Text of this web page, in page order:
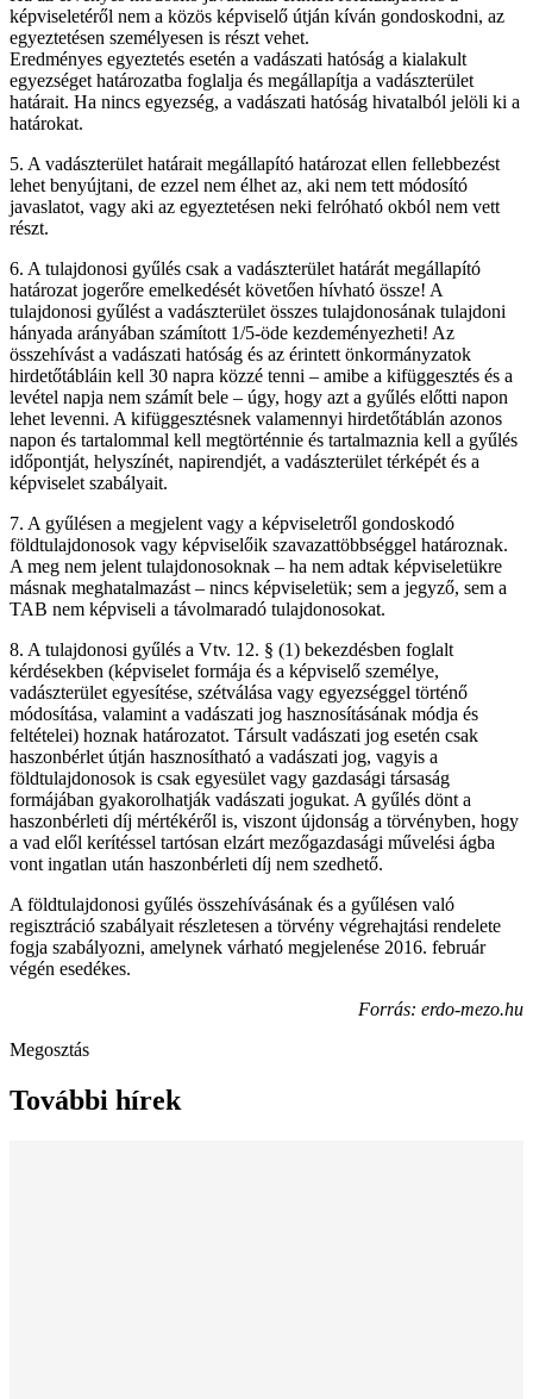
képviseletéről nem a közös képviselő útján kíván gondoskodni, az
egyeztetésen személyesen is részt vehet.
Eredményes egyeztetés esetén a vadászati hatóság a kialakult
egyezséget határozatba foglalja és megállapítja a vadászterület
határait. Ha nincs egyezség, a vadászati hatóság hivatalból jelöli ki a
határokat.
5. A vadászterület határait megállapító határozat ellen fellebbezést
lehet benyújtani, de ezzel nem élhet az, aki nem tett módosító
javaslatot, vagy aki az egyeztetésen neki felróható okból nem vett
részt.
6. A tulajdonosi gyűlés csak a vadászterület határát megállapító
határozat jogerőre emelkedését követően hívható össze! A
tulajdonosi gyűlést a vadászterület összes tulajdonosának tulajdoni
hányada arányában számított 1/5-öde kezdeményezheti! Az
összehívást a vadászati hatóság és az érintett önkormányzatok
hirdetőtábláin kell 30 napra közzé tenni – amibe a kifüggesztés és a
levétel napja nem számít bele – úgy, hogy azt a gyűlés előtti napon
lehet levenni. A kifüggesztésnek valamennyi hirdetőtáblán azonos
napon és tartalommal kell megtörténnie és tartalmaznia kell a gyűlés
időpontját, helyszínét, napirendjét, a vadászterület térképét és a
képviselet szabályait.
7. A gyűlésen a megjelent vagy a képviseletről gondoskodó
földtulajdonosok vagy képviselőik szavazattöbbséggel határoznak.
A meg nem jelent tulajdonosoknak – ha nem adtak képviseletükre
másnak meghatalmazást – nincs képviseletük; sem a jegyző, sem a
TAB nem képviseli a távolmaradó tulajdonosokat.
8. A tulajdonosi gyűlés a Vtv. 12. § (1) bekezdésben foglalt
kérdésekben (képviselet formája és a képviselő személye,
vadászterület egyesítése, szétválása vagy egyezséggel történő
módosítása, valamint a vadászati jog hasznosításának módja és
feltételei) hoznak határozatot. Társult vadászati jog esetén csak
haszonbérlet útján hasznosítható a vadászati jog, vagyis a
földtulajdonosok is csak egyesület vagy gazdasági társaság
formájában gyakorolhatják vadászati jogukat. A gyűlés dönt a
haszonbérleti díj mértékéről is, viszont újdonság a törvényben, hogy
a vad elől kerítéssel tartósan elzárt mezőgazdasági művelési ágba
vont ingatlan után haszonbérleti díj nem szedhető.
A földtulajdonosi gyűlés összehívásának és a gyűlésen való
regisztráció szabályait részletesen a törvény végrehajtási rendelete
fogja szabályozni, amelynek várható megjelenése 2016. február
végén esedékes.
Forrás: erdo-mezo.hu
Megosztás
További hírek